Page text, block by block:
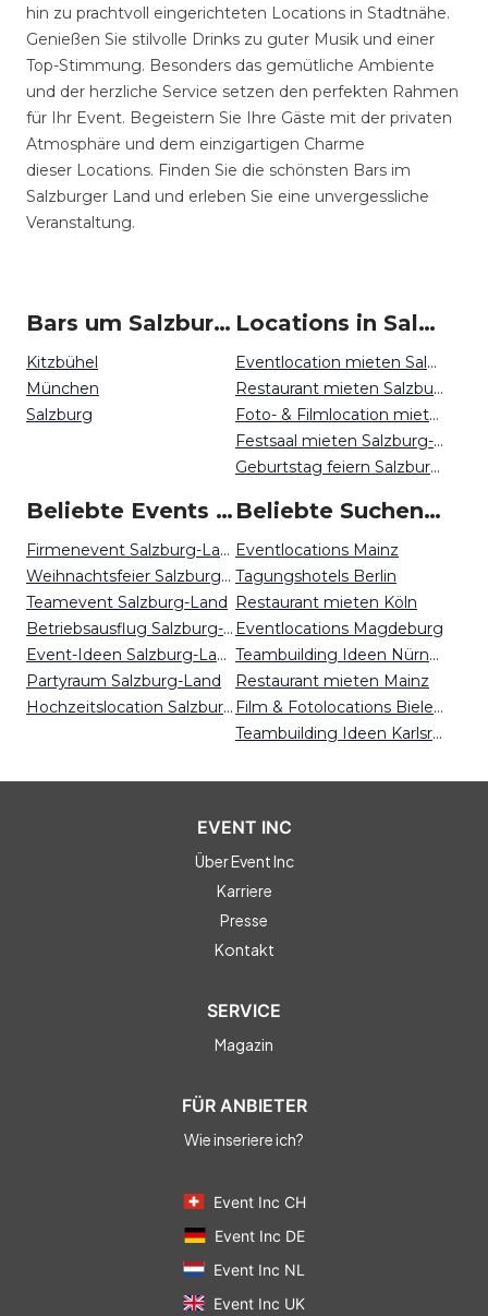
hin zu prachtvoll eingerichteten Locations in Stadtnähe.
Genießen Sie stilvolle Drinks zu guter Musik und einer
Top-Stimmung. Besonders das gemütliche Ambiente
und der herzliche Service setzen den perfekten Rahmen
für Ihr Event. Begeistern Sie Ihre Gäste mit der privaten
Atmosphäre und dem einzigartigen Charme
dieser Locations. Finden Sie die schönsten Bars im
Salzburger Land und erleben Sie eine unvergessliche
Veranstaltung.
Bars um Salzburg Land
Kitzbühel
München
Salzburg
Locations in Salzburg Land mieten
Eventlocation mieten Salzburg-Land
Restaurant mieten Salzburg-Land
Foto- & Filmlocation mieten Salzburg-Land
Festsaal mieten Salzburg-Land
Geburtstag feiern Salzburg-Land
Beliebte Events in Salzburg Land
Firmenevent Salzburg-Land
Weihnachtsfeier Salzburg-Land
Teamevent Salzburg-Land
Betriebsausflug Salzburg-Land
Event-Ideen Salzburg-Land
Partyraum Salzburg-Land
Hochzeitslocation Salzburg-Land
Beliebte Suchen auf Event Inc
Eventlocations Mainz
Tagungshotels Berlin
Restaurant mieten Köln
Eventlocations Magdeburg
Teambuilding Ideen Nürnberg
Restaurant mieten Mainz
Film & Fotolocations Bielefeld
Teambuilding Ideen Karlsruhe
EVENT INC
Über Event Inc
Karriere
Presse
Kontakt
SERVICE
Magazin
FÜR ANBIETER
Wie inseriere ich?
Event Inc CH
Event Inc DE
Event Inc NL
Event Inc UK